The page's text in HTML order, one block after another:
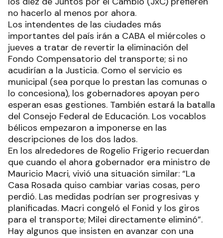
no hacerlo al menos por ahora.
Los intendentes de las ciudades más
importantes del país irán a CABA el miércoles o
jueves a tratar de revertir la eliminación del
Fondo Compensatorio del transporte; si no
acudirían a la Justicia. Como el servicio es
municipal (sea porque lo prestan las comunas o
lo concesiona), los gobernadores apoyan pero
esperan esas gestiones. También estará la batalla
del Consejo Federal de Educación. Los vocablos
bélicos empezaron a imponerse en las
descripciones de los dos lados.
En los alrededores de Rogelio Frigerio recuerdan
que cuando el ahora gobernador era ministro de
Mauricio Macri, vivió una situación similar: “La
Casa Rosada quiso cambiar varias cosas, pero
perdió. Las medidas podrían ser progresivas y
planificadas. Macri congeló el Fonid y los giros
para el transporte; Milei directamente eliminó”.
Hay algunos que insisten en avanzar con una